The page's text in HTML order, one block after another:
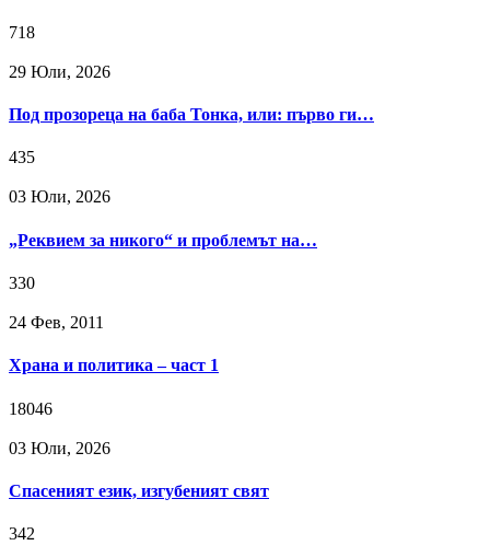
718
29 Юли, 2026
Под прозореца на баба Тонка, или: първо ги…
435
03 Юли, 2026
„Реквием за никого“ и проблемът на…
330
24 Фев, 2011
Храна и политика – част 1
18046
03 Юли, 2026
Спасеният език, изгубеният свят
342